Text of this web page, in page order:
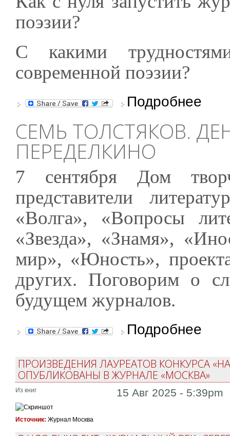
поэзии?
С какими
современной поэзии?
Подробнее
СЕМЬ ТОЛСТЯКОВ.
ПЕРЕДЕЛКИНО
7 сентября Дом
представители
«Волга», «Вопросы
«Звезда», «Знамя»,
мир», «Юность»,
других. Поговорим о
будущем журналов.
Подробнее
ПРОИЗВЕДЕНИЯ ЛАУРЕАТОВ КОНКУРСА
ОПУБЛИКОВАНЫ В ЖУРНАЛЕ «МОСКВА»
Из книг 15 Авг 2025 - 5:39pm
Источник: Журнал Москва